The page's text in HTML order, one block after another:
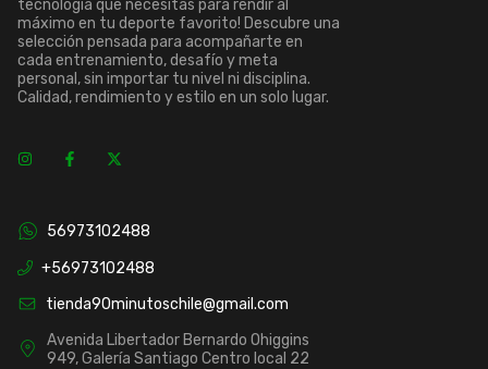
tecnología que necesitas para rendir al
máximo en tu deporte favorito! Descubre una
selección pensada para acompañarte en
cada entrenamiento, desafío y meta
personal, sin importar tu nivel ni disciplina.
Calidad, rendimiento y estilo en un solo lugar.
56973102488
+56973102488
tienda90minutoschile@gmail.com
Avenida Libertador Bernardo Ohiggins
949, Galería Santiago Centro local 22